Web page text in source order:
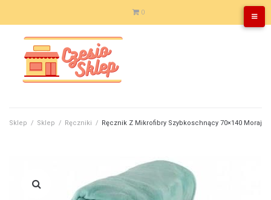
0
Sklep / Sklep / Ręczniki / Ręcznik Z Mikrofibry Szybkoschnący 70×140 Moraj